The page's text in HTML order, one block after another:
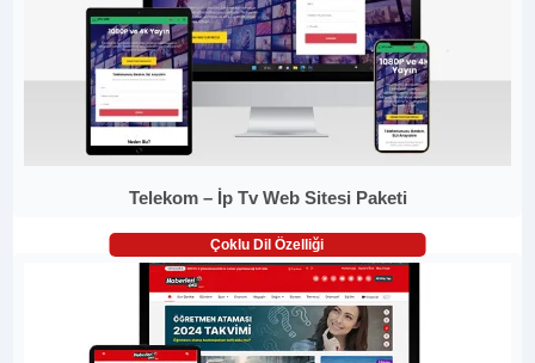
Telekom – İp Tv Web Sitesi Paketi
Çoklu Dil Özelliği